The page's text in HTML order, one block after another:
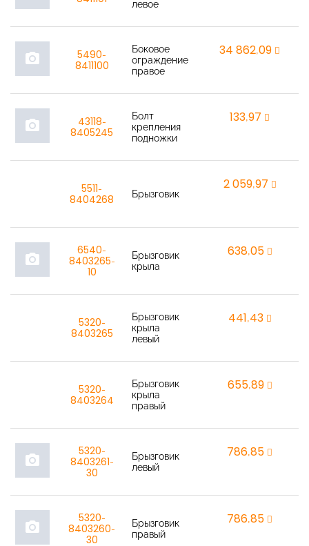
левое
photo_camera
5490-
8411100
Боковое
ограждение
правое
34 862,09
photo_camera
43118-
8405245
Болт
крепления
подножки
133,97
5511-
8404268
Брызговик
2 059,97
photo_camera
6540-
8403265-
10
Брызговик
крыла
638,05
5320-
8403265
Брызговик
крыла
левый
441,43
5320-
8403264
Брызговик
крыла
правый
655,89
photo_camera
5320-
8403261-
30
Брызговик
левый
786,85
photo_camera
5320-
8403260-
30
Брызговик
правый
786,85